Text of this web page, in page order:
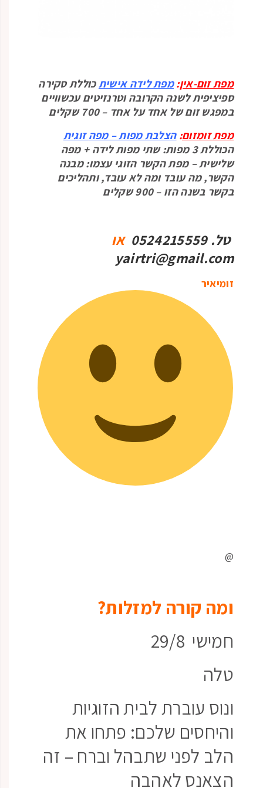
מפת זום-אין:מפת לידה אישיתכוללת סקירה
ספיציפית לשנה הקרובה וטרנזיטים עכשוויים
במפגש זום של אחד על אחד – 700 שקלים
מפת זומזום:הצלבת מפות – מפהזוגית
הכוללת 3 מפות: שתי מפות לידה + מפה
שלישית – מפת הקשר הזוגי עצמו: מבנה
הקשר, מה עובד ומה לא עובד, ותהליכים
בקשר בשנה הזו – 900 שקלים
טל. 0524215559
או
yairtri@gmail.com
זומיאיר
@
ומה קורה למזלות?
חמישי 29/8
טלה
ונוס עוברת לבית הזוגיות
והיחסים שלכם: פתחו את
הלב לפני שתבהל וברח – זה
הצאנס לאהבה